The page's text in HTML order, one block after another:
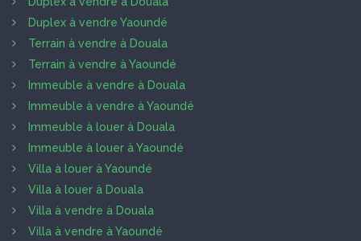
Duplex à vendre Yaoundé
Terrain à vendre à Douala
Terrain à vendre à Yaoundé
Immeuble à vendre à Douala
Immeuble à vendre à Yaoundé
Immeuble à louer à Douala
Immeuble à louer à Yaoundé
Villa à louer à Yaoundé
Villa à louer à Douala
Villa à vendre à Douala
Villa à vendre à Yaoundé